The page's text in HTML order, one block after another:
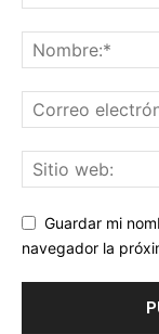
Guardar mi
navegador la